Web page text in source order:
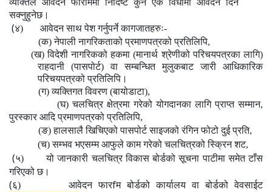
सक्नुहुनेछ।
(४)
आवेदन साथ पेश गर्नुपर्ने कागजातहरुः-
(क) नेपाली नागरिकताको प्रमाणपत्रको प्रतिलिपि,
(ख)विदेशी नागरिकको हकमा (मानार्थ श्रेणीको परिचयपत्रका लागि)
राहदानी (पासपोर्ट) वासम्बन्धित मुलुकबाट जारी आधिकारिक
परिचयपत्रको प्रतिलिपि।
(ग) व्यक्तिगत विवरण (बायोडाटा),
(घ) चलचित्र क्षेत्रमा गरेको योगदानका लागि प्राप्त सम्मान,
पुरस्कार आदि प्रमाणपत्रको प्रतिलिपि,
(ङ) हालसालै खिचिएको पासपोर्ट साइजको रंगिन फोटो दुई प्रति,
(च) सम्भव भएसम्म आफुले काम गरेको चलचित्रको स्क्रिन शट,
(५)
यो जानकारी चलचित्र विकास बोर्डको सूचना पाटीमा समेत टाँस
गरिएको छ।
(६) आवेदन फारfम बोर्डको कार्यालय वा बोर्डको वेवसाईट